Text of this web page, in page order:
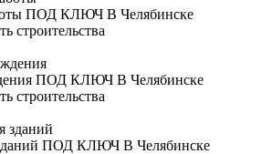
ПОД КЛЮЧ В Челябинске
строительства
ПОД КЛЮЧ В Челябинске
строительства
ПОД КЛЮЧ В Челябинске